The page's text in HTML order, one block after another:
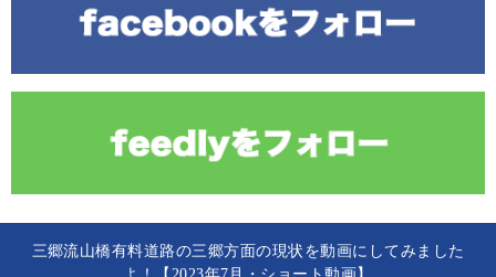
三郷流山橋有料道路の三郷方面の現状を動画にしてみました